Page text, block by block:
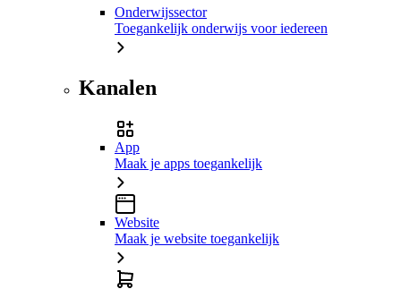
Onderwijssector
Toegankelijk onderwijs voor iedereen
Kanalen
App
Maak je apps toegankelijk
Website
Maak je website toegankelijk